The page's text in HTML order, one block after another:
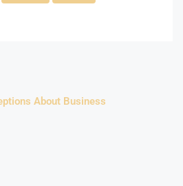
About Business